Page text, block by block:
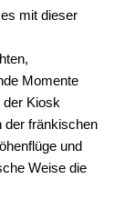
mit dieser
Momente
der Kiosk
der fränkischen
und
Weise die